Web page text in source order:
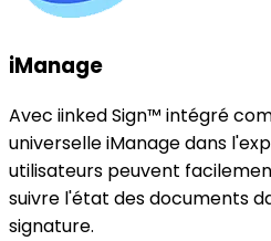
iManage
Avec iinked Sign™ intégré
universelle iManage dans
utilisateurs peuvent
suivre l'état des documents
signature.